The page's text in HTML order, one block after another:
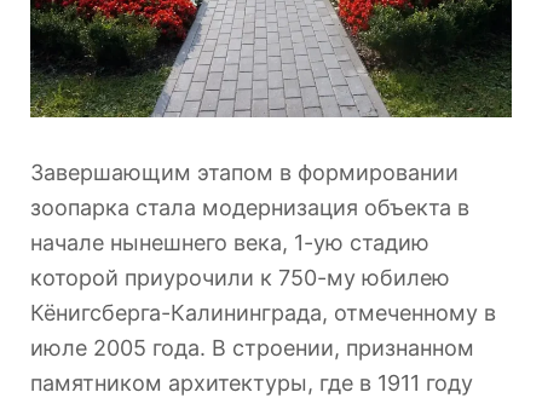
Завершающим этапом в формировании
зоопарка стала модернизация объекта в
начале нынешнего века, 1-ую стадию
которой приурочили к 750-му юбилею
Кёнигсберга-Калининграда, отмеченному в
июле 2005 года. В строении, признанном
памятником архитектуры, где в 1911 году